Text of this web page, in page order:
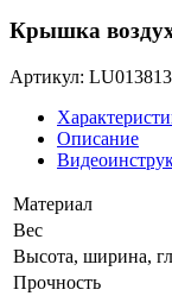
Крышка
Артикул: LU013813
Описание
Материал
Вес
Высота, ширина,
Прочность